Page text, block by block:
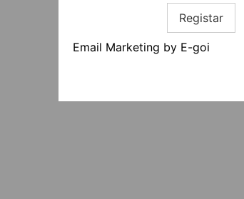
Registar
Email Marketing by E-goi
Quem somos
Contactos